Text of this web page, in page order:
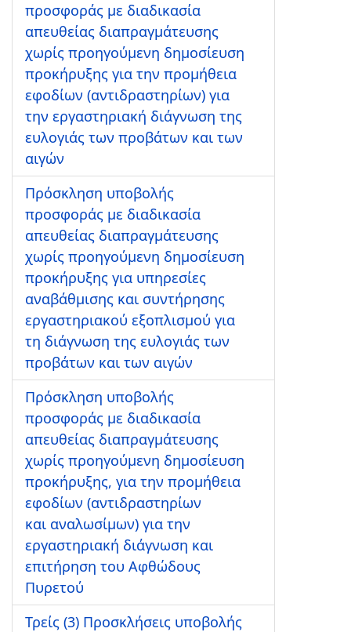
προσφοράς με διαδικασία
απευθείας διαπραγμάτευσης
χωρίς προηγούμενη δημοσίευση
προκήρυξης για την προμήθεια
εφοδίων (αντιδραστηρίων) για
την εργαστηριακή διάγνωση της
ευλογιάς των προβάτων και των
αιγών
Πρόσκληση υποβολής
προσφοράς με διαδικασία
απευθείας διαπραγμάτευσης
χωρίς προηγούμενη δημοσίευση
προκήρυξης για υπηρεσίες
αναβάθμισης και συντήρησης
εργαστηριακού εξοπλισμού για
τη διάγνωση της ευλογιάς των
προβάτων και των αιγών
Πρόσκληση υποβολής
προσφοράς με διαδικασία
απευθείας διαπραγμάτευσης
χωρίς προηγούμενη δημοσίευση
προκήρυξης, για την προμήθεια
εφοδίων (αντιδραστηρίων
και αναλωσίμων) για την
εργαστηριακή διάγνωση και
επιτήρηση του Αφθώδους
Πυρετού
Τρείς (3) Προσκλήσεις υποβολής